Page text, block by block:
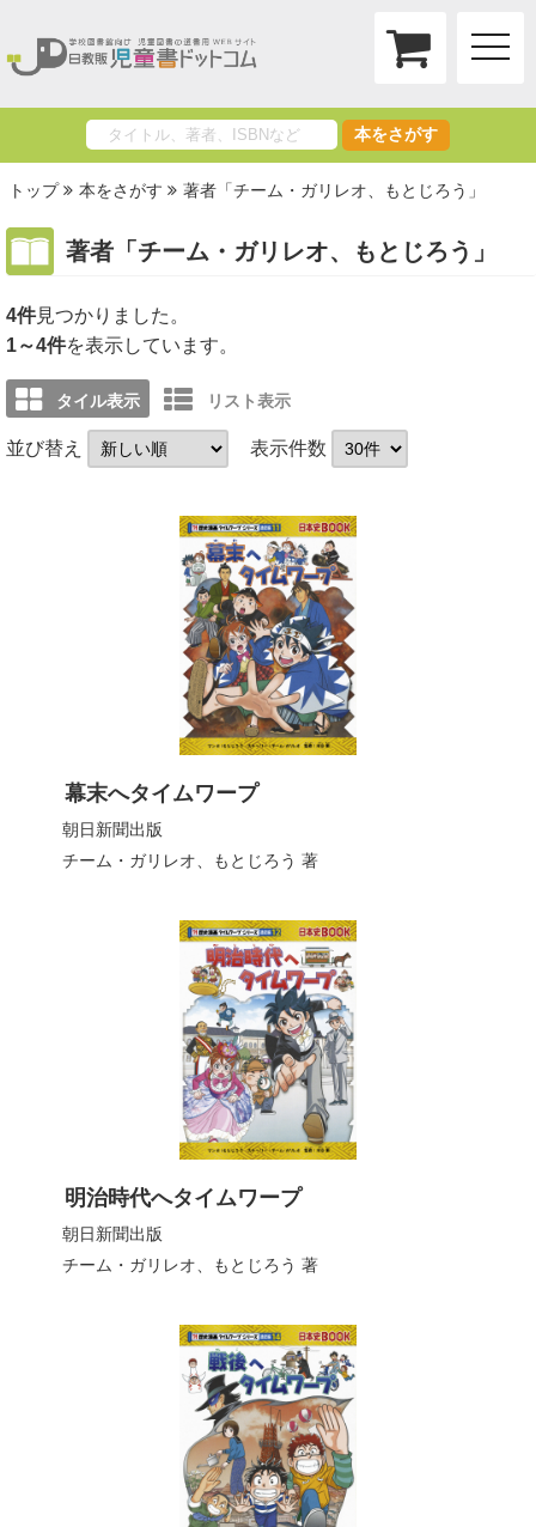
toggle
本をさがす
トップ 本をさがす 著者「チーム・ガリレオ、もとじろう」
著者「チーム・ガリレオ、もとじろう」
4件
1～4件を表示しています。
タイル表示 リスト表示
並び替え 表示件数
幕末へタイムワープ
朝日新聞出版
チーム・ガリレオ、もとじろう 著
明治時代へタイムワープ
朝日新聞出版
チーム・ガリレオ、もとじろう 著